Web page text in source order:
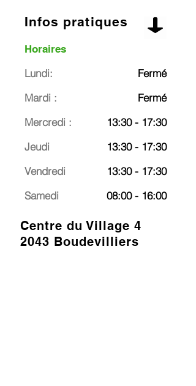
Infos pratiques
Horaires
Lundi:
Mardi :
Mercredi :
Jeudi
Vendredi
Samedi
Fermé
Fermé
13:30 - 17:30
13:30 - 17:30
13:30 - 17:30
08:00 - 16:00
Centre du Village 4
2043 Boudevilliers